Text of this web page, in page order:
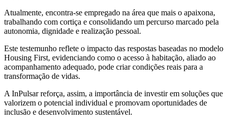
Atualmente, encontra-se empregado na área que mais o apaixona,
trabalhando com cortiça e consolidando um percurso marcado pela
autonomia, dignidade e realização pessoal.
Este testemunho reflete o impacto das respostas baseadas no modelo
Housing First, evidenciando como o acesso à habitação, aliado ao
acompanhamento adequado, pode criar condições reais para a
transformação de vidas.
A InPulsar reforça, assim, a importância de investir em soluções que
valorizem o potencial individual e promovam oportunidades de
inclusão e desenvolvimento sustentável.